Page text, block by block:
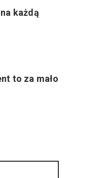
każdą
to za mało